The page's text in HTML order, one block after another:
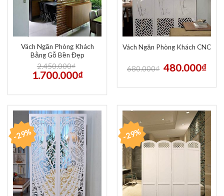
Vách Ngăn Phòng Khách
Bằng Gỗ Bền Đẹp
2.450.000₫
1.700.000₫
Vách Ngăn Phòng Khách CNC
680.000₫ 480.000₫
-29% -29%